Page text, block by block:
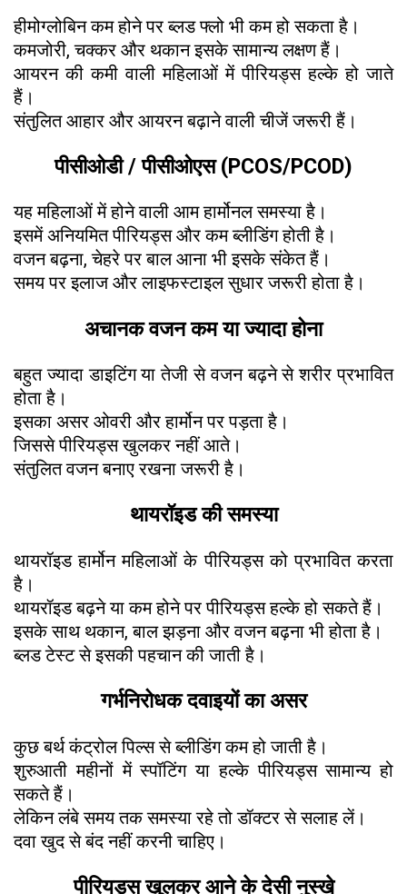
हीमोग्लोबिन कम होने पर ब्लड फ्लो भी कम हो सकता है।
कमजोरी, चक्कर और थकान इसके सामान्य लक्षण हैं।
आयरन की कमी वाली महिलाओं में पीरियड्स हल्के हो जाते
हैं।
संतुलित आहार और आयरन बढ़ाने वाली चीजें जरूरी हैं।
पीसीओडी / पीसीओएस (PCOS/PCOD)
यह महिलाओं में होने वाली आम हार्मोनल समस्या है।
इसमें अनियमित पीरियड्स और कम ब्लीडिंग होती है।
वजन बढ़ना, चेहरे पर बाल आना भी इसके संकेत हैं।
समय पर इलाज और लाइफस्टाइल सुधार जरूरी होता है।
अचानक वजन कम या ज्यादा होना
बहुत ज्यादा डाइटिंग या तेजी से वजन बढ़ने से शरीर प्रभावित
होता है।
इसका असर ओवरी और हार्मोन पर पड़ता है।
जिससे पीरियड्स खुलकर नहीं आते।
संतुलित वजन बनाए रखना जरूरी है।
थायरॉइड की समस्या
थायरॉइड हार्मोन महिलाओं के पीरियड्स को प्रभावित करता
है।
थायरॉइड बढ़ने या कम होने पर पीरियड्स हल्के हो सकते हैं।
इसके साथ थकान, बाल झड़ना और वजन बढ़ना भी होता है।
ब्लड टेस्ट से इसकी पहचान की जाती है।
गर्भनिरोधक दवाइयों का असर
कुछ बर्थ कंट्रोल पिल्स से ब्लीडिंग कम हो जाती है।
शुरुआती महीनों में स्पॉटिंग या हल्के पीरियड्स सामान्य हो
सकते हैं।
लेकिन लंबे समय तक समस्या रहे तो डॉक्टर से सलाह लें।
दवा खुद से बंद नहीं करनी चाहिए।
पीरियड्स खुलकर आने के देसी नुस्खे